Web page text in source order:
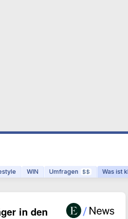
WIN Umfragen $$ Was ist
in den